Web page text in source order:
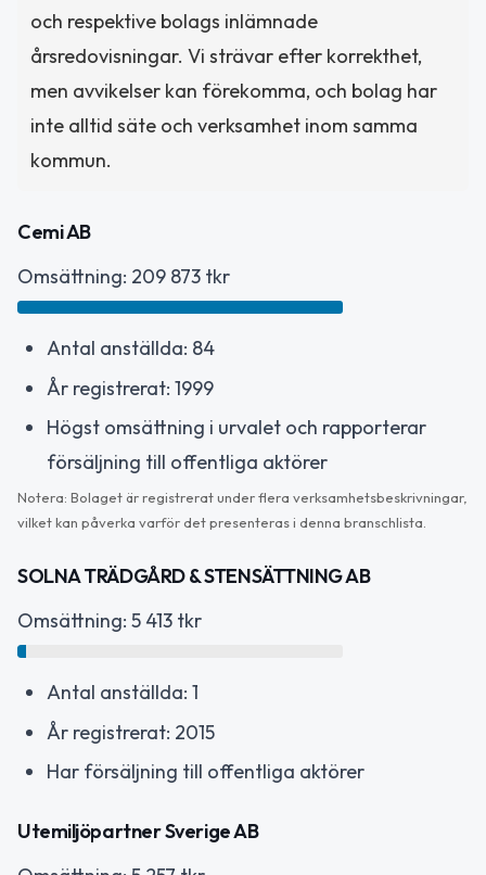
och respektive bolags inlämnade
årsredovisningar. Vi strävar efter korrekthet,
men avvikelser kan förekomma, och bolag har
inte alltid säte och verksamhet inom samma
kommun.
Cemi AB
Omsättning: 209 873 tkr
Antal anställda: 84
År registrerat: 1999
Högst omsättning i urvalet och rapporterar
försäljning till offentliga aktörer
Notera: Bolaget är registrerat under flera verksamhetsbeskrivningar,
vilket kan påverka varför det presenteras i denna branschlista.
SOLNA TRÄDGÅRD & STENSÄTTNING AB
Omsättning: 5 413 tkr
Antal anställda: 1
År registrerat: 2015
Har försäljning till offentliga aktörer
Utemiljöpartner Sverige AB